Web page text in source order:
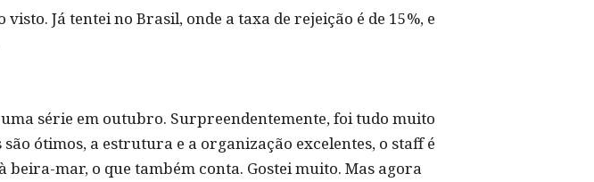
Já tentei no Brasil, onde a taxa de rejeição é de 15%, e
série em outubro. Surpreendentemente, foi tudo muito
ótimos, a estrutura e a organização excelentes, o staff é
mar, o que também conta. Gostei muito. Mas agora